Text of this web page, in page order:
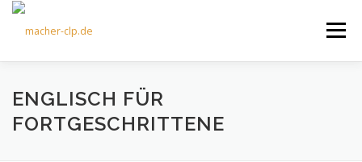
Zum
springen
Menü
ÜBER UNS KULTOURFAHRTEN
ENGLISCH FÜR
FORTGESCHRITTENE